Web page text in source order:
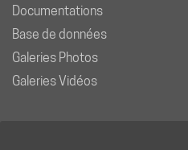
Documentations
Base de données
Galeries Photos
Galeries Vidéos